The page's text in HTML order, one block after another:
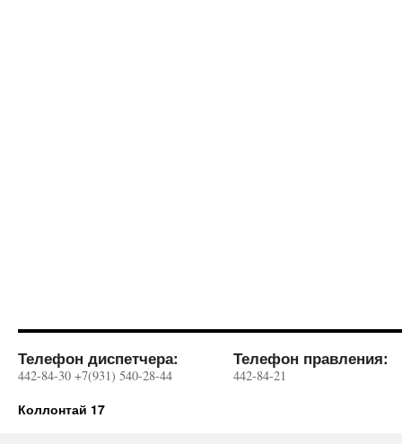
Телефон диспетчера:
442-84-30 +7(931) 540-28-44
Телефон правления:
442-84-21
Коллонтай 17